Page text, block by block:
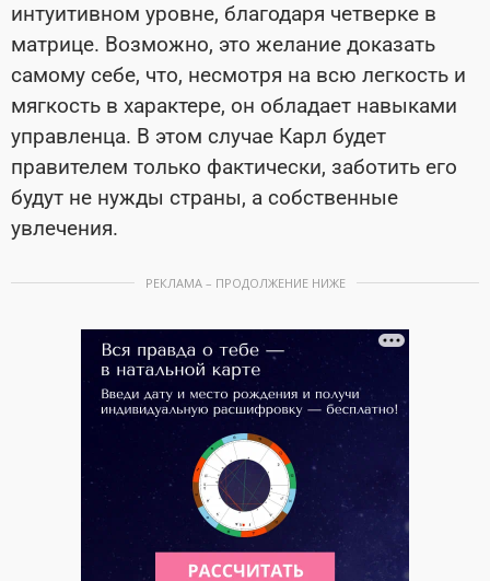
интуитивном уровне, благодаря четверке в
матрице. Возможно, это желание доказать
самому себе, что, несмотря на всю легкость и
мягкость в характере, он обладает навыками
управленца. В этом случае Карл будет
правителем только фактически, заботить его
будут не нужды страны, а собственные
увлечения.
РЕКЛАМА – ПРОДОЛЖЕНИЕ НИЖЕ